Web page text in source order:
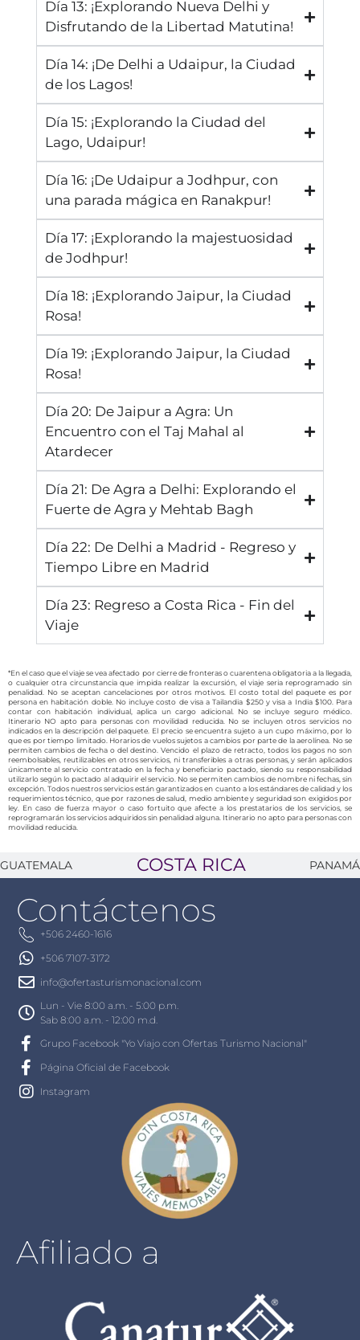
Día 13: ¡Explorando Nueva Delhi y
Disfrutando de la Libertad Matutina!
Día 14: ¡De Delhi a Udaipur, la Ciudad
de los Lagos!
Día 15: ¡Explorando la Ciudad del
Lago, Udaipur!
Día 16: ¡De Udaipur a Jodhpur, con
una parada mágica en Ranakpur!
Día 17: ¡Explorando la majestuosidad
de Jodhpur!
Día 18: ¡Explorando Jaipur, la Ciudad
Rosa!
Día 19: ¡Explorando Jaipur, la Ciudad
Rosa!
Día 20: De Jaipur a Agra: Un
Encuentro con el Taj Mahal al
Atardecer
Día 21: De Agra a Delhi: Explorando el
Fuerte de Agra y Mehtab Bagh
Día 22: De Delhi a Madrid - Regreso y
Tiempo Libre en Madrid
Día 23: Regreso a Costa Rica - Fin del
Viaje
*En el caso que el viaje se vea afectado por cierre de fronteras o cuarentena obligatoria a la llegada,
o cualquier otra circunstancia que impida realizar la excursión, el viaje seria reprogramado sin
penalidad. No se aceptan cancelaciones por otros motivos. El costo total del paquete es por
persona en habitación doble. No incluye costo de visa a Tailandia $250 y visa a India $100. Para
contar con habitación individual, aplica un cargo adicional. No se incluye seguro médico.
Itinerario NO apto para personas con movilidad reducida. No se incluyen otros servicios no
indicados en la descripción del paquete. El precio se encuentra sujeto a un cupo máximo, por lo
que es por tiempo limitado. Horarios de vuelos sujetos a cambios por parte de la aerolínea. No se
permiten cambios de fecha o del destino. Vencido el plazo de retracto, todos los pagos no son
reembolsables, reutilizables en otros servicios, ni transferibles a otras personas, y serán aplicados
únicamente al servicio contratado en la fecha y beneficiario pactado, siendo su responsabilidad
utilizarlo según lo pactado al adquirir el servicio. No se permiten cambios de nombre ni fechas, sin
excepción. Todos nuestros servicios están garantizados en cuanto a los estándares de calidad y los
requerimientos técnico, que por razones de salud, medio ambiente y seguridad son exigidos por
ley. En caso de fuerza mayor o caso fortuito que afecte a los prestatarios de los servicios, se
reprogramarán los servicios adquiridos sin penalidad alguna. Itinerario no apto para personas con
movilidad reducida.
GUATEMALA COSTA RICA PANAMÁ
Contáctenos
+506 2460-1616
+506 7107-3172
info@ofertasturismonacional.com
Lun - Vie 8:00 a.m. - 5:00 p.m.
Sab 8:00 a.m. - 12:00 m.d.
Grupo Facebook "Yo Viajo con Ofertas Turismo Nacional"
Página Oficial de Facebook
Instagram
Afiliado a